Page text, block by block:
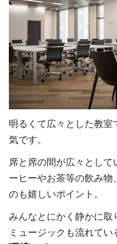
明るくて広々とした教室
気です。
席と席の間が広々として
ーヒーやお茶等の飲み物
のも嬉しいポイント。
みんなとにかく静かに取
ミュージックも流れてい